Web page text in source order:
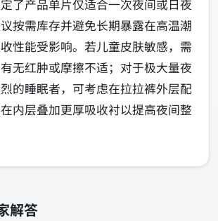
了产品单片仅适合一次夜间或日夜
按需库存并避免长期暴露在高温潮
性能受影响。若儿童皮肤敏感，需
无红肿或摩擦不适；对于极大量夜
的睡眠者，可考虑在拉拉裤外层配
内层叠加更厚吸收衬以提高夜间整
解答